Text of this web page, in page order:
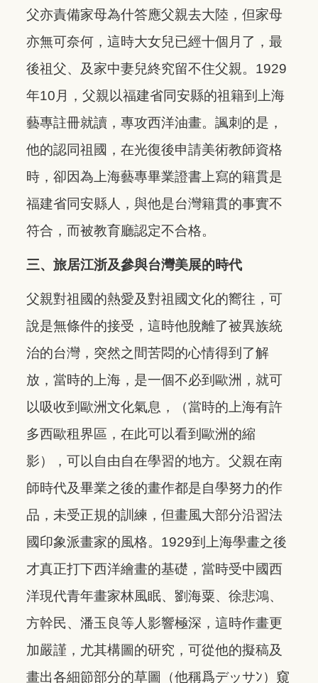
父亦責備家母為什答應父親去大陸，但家母
亦無可奈何，這時大女兒已經十個月了，最
後祖父、及家中妻兒終究留不住父親。1929
年10月，父親以福建省同安縣的祖籍到上海
藝專註冊就讀，專攻西洋油畫。諷刺的是，
他的認同祖國，在光復後申請美術教師資格
時，卻因為上海藝專畢業證書上寫的籍貫是
福建省同安縣人，與他是台灣籍貫的事實不
符合，而被教育廳認定不合格。
三、旅居江浙及參與台灣美展的時代
父親對祖國的熱愛及對祖國文化的嚮往，可
說是無條件的接受，這時他脫離了被異族統
治的台灣，突然之間苦悶的心情得到了解
放，當時的上海，是一個不必到歐洲，就可
以吸收到歐洲文化氣息，（當時的上海有許
多西歐租界區，在此可以看到歐洲的縮
影），可以自由自在學習的地方。父親在南
師時代及畢業之後的畫作都是自學努力的作
品，未受正規的訓練，但畫風大部分沿習法
國印象派畫家的風格。1929到上海學畫之後
才真正打下西洋繪畫的基礎，當時受中國西
洋現代青年畫家林風眠、劉海粟、徐悲鴻、
方幹民、潘玉良等人影響極深，這時作畫更
加嚴謹，尤其構圖的研究，可從他的擬稿及
畫出各細節部分的草圖（他稱爲デッサﾝ）窺